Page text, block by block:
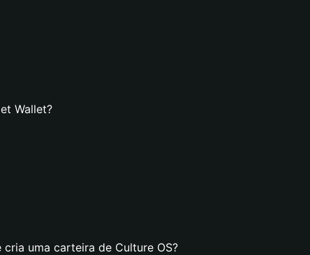
Wallet?
uma carteira de Culture OS?